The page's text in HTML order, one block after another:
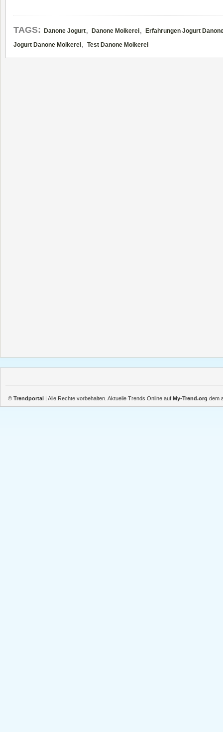
TAGS: Danone Jogurt, Danone Molkerei,
Erfahrungen Jogurt
Jogurt Danone Molkerei, Test Danone Molkerei
© Trendportal | Alle Rechte vorbehalten. Aktuelle Trends Online auf My-Trend.org dem